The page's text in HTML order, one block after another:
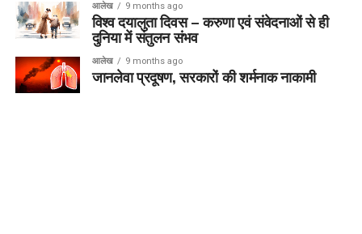
आलेख 9 months ago
विश्व दयालुता दिवस – करुणा एवं संवेदनाओं से ही
दुनिया में संतुलन संभव
आलेख 9 months ago
जानलेवा प्रदूषण, सरकारों की शर्मनाक नाकामी